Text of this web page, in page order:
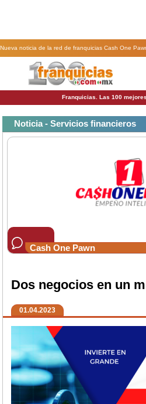
Nueva noticia de la red de franquicias Cash One
Franquicias. Las 100
Noticia - Servicios financieros
Cash One Pawn
Dos negocios en un
01.04.2023